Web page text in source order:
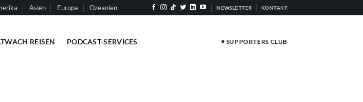
Asien Europa Ozeanien NEWSLETTER KONTAKT
REISEN PODCAST-SERVICES ♥ SUPPORTERS CLUB